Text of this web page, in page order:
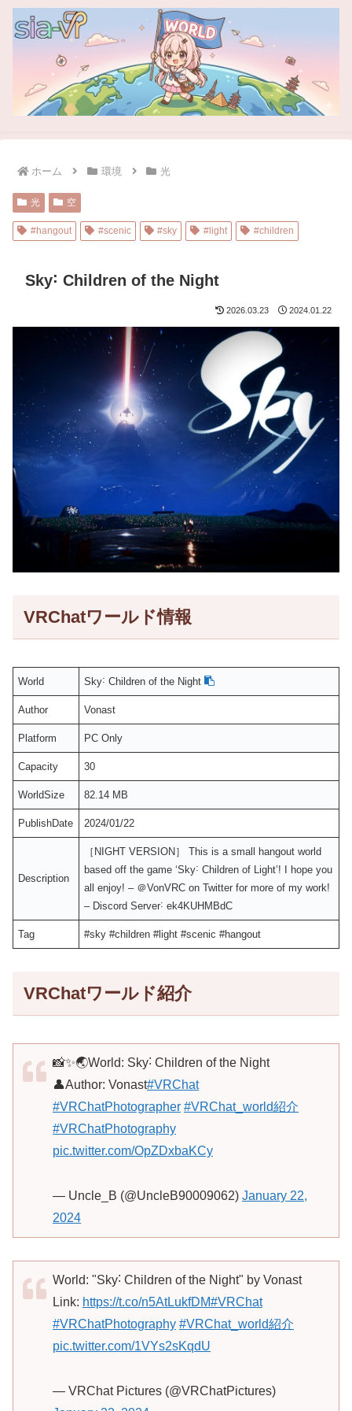
ホーム 環境 光
光 空
#hangout #scenic #sky #light #children
Sky˸ Children of the Night
2026.03.23 2024.01.22
VRChatワールド情報
World Sky˸ Children of the Night
Author Vonast
Platform PC Only
Capacity 30
WorldSize 82.14 MB
PublishDate 2024/01/22
Description
［NIGHT VERSION］ This is a small hangout world
based off the game ‘Sky˸ Children of Light’ǃ I hope you
all enjoyǃ – ＠VonVRC on Twitter for more of my workǃ
– Discord Server˸ ek4KUHMBdC
Tag #sky #children #light #scenic #hangout
VRChatワールド紹介
📸✨🌏World: Sky˸ Children of the Night
👤Author: Vonast#VRChat
#VRChatPhotographer #VRChat_world紹介
#VRChatPhotography
pic.twitter.com/OpZDxbaKCy
— Uncle_B (@UncleB90009062) January 22,
2024
World: "Sky˸ Children of the Night" by Vonast
Link: https://t.co/n5AtLukfDM#VRChat
#VRChatPhotography #VRChat_world紹介
pic.twitter.com/1VYs2sKqdU
— VRChat Pictures (@VRChatPictures)